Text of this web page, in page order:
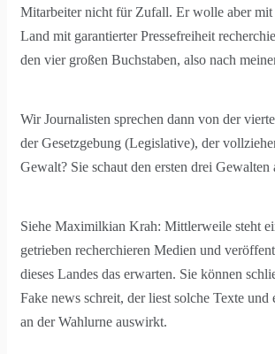
Mitarbeiter nicht für Zufall. Er wolle aber mit
Land mit garantierter Pressefreiheit
den vier großen Buchstaben, also nach
Wir Journalisten sprechen dann von der
der Gesetzgebung (Legislative), der
Gewalt? Sie schaut den ersten drei
Siehe Maximilkian Krah: Mittlerweile steht
getrieben recherchieren Medien und
dieses Landes das erwarten. Sie können
Fake news schreit, der liest solche Texte
an der Wahlurne auswirkt.